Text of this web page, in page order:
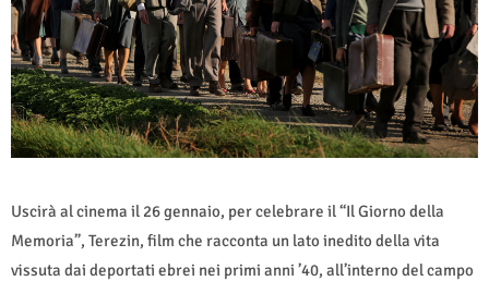
Uscirà al cinema il 26 gennaio, per celebrare il “Il Giorno della
Memoria”, Terezin, film che racconta un lato inedito della vita
vissuta dai deportati ebrei nei primi anni ’40, all’interno del campo